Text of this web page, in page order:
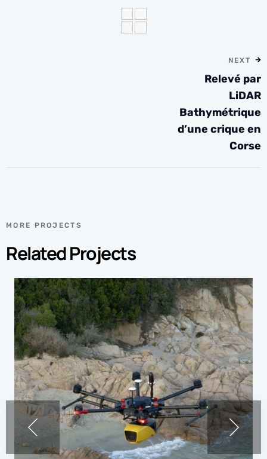
NEXT
Relevé par
LiDAR
Bathymétrique
d’une crique en
Corse
MORE PROJECTS
Related Projects